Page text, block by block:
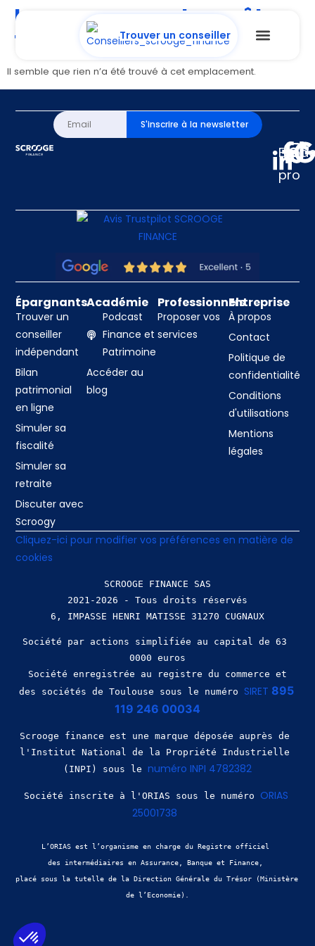
Trouver un conseiller
La page ne peut pas être
trouvée.
Il semble que rien n’a été trouvé à cet emplacement.
S'inscrire à la newsletter
pro
Épargnants
Trouver un
conseiller
indépendant
Bilan
patrimonial
en ligne
Simuler sa
fiscalité
Simuler sa
retraite
Discuter avec
Scroogy
Académie
Podcast
Finance et
Patrimoine
Accéder au
blog
Professionnels
Proposer vos
services
Entreprise
À propos
Contact
Politique de
confidentialité
Conditions
d'utilisations
Mentions
légales
Cliquez-ici pour modifier vos préférences en matière de
cookies
SCROOGE FINANCE SAS
2021-2026 - Tous droits réservés
Société par actions simplifiée au capital de 63
0000 euros
des sociétés de Toulouse sous le numéro SIRET 895
119 246 00034
Scrooge finance est une marque déposée auprès de
l'Institut National de la Propriété Industrielle
(INPI) sous le numéro INPI 4782382
Société inscrite à l'ORIAS sous le numéro ORIAS
25001738
L’ORIAS est l’organisme en charge du Registre officiel
des intermédiaires en Assurance, Banque et Finance,
placé sous la tutelle de la Direction Générale du Trésor (Ministère
de l’Economie).